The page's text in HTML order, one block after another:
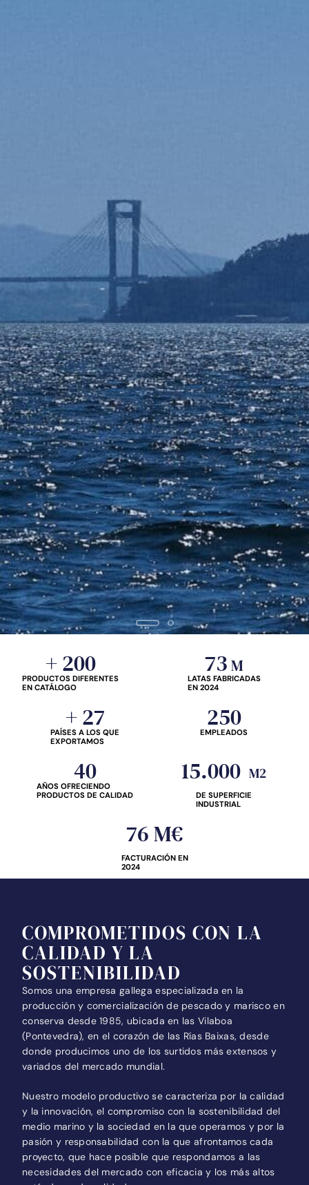
Tradición y modernidad se dan la mano para crear el surtido más
extenso y variado de pescados y mariscos en conserva de calidad
PRODUCTOS DIFERENTES
EN CATÁLOGO
+ 200
LATAS FABRICADAS
EN 2024
73 M
PAÍSES A LOS QUE
EXPORTAMOS
+ 27 EMPLEADOS
250
AÑOS OFRECIENDO
PRODUCTOS DE CALIDAD
40
DE SUPERFICIE
INDUSTRIAL
15.000 M2
FACTURACIÓN EN
2024
76 M€
COMPROMETIDOS CON LA
CALIDAD Y LA
SOSTENIBILIDAD
Somos una empresa gallega especializada en la
producción y comercialización de pescado y marisco en
conserva desde 1985, ubicada en las Vilaboa
(Pontevedra), en el corazón de las Rías Baixas, desde
donde producimos uno de los surtidos más extensos y
variados del mercado mundial.
Nuestro modelo productivo se caracteriza por la calidad
y la innovación, el compromiso con la sostenibilidad del
medio marino y la sociedad en la que operamos y por la
pasión y responsabilidad con la que afrontamos cada
proyecto, que hace posible que respondamos a las
necesidades del mercado con eficacia y los más altos